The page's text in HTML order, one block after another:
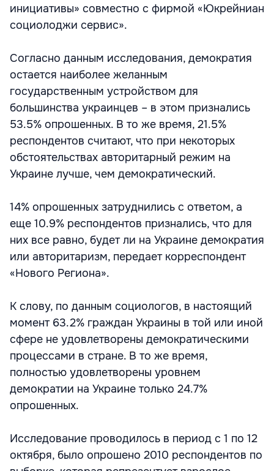
инициативы» совместно с фирмой «Юкрейниан
социолоджи сервис».
Согласно данным исследования, демократия
остается наиболее желанным
государственным устройством для
большинства украинцев – в этом признались
53.5% опрошенных. В то же время, 21.5%
респондентов считают, что при некоторых
обстоятельствах авторитарный режим на
Украине лучше, чем демократический.
14% опрошенных затруднились с ответом, а
еще 10.9% респондентов признались, что для
них все равно, будет ли на Украине демократия
или авторитаризм, передает корреспондент
«Нового Региона».
К слову, по данным социологов, в настоящий
момент 63.2% граждан Украины в той или иной
сфере не удовлетворены демократическими
процессами в стране. В то же время,
полностью удовлетворены уровнем
демократии на Украине только 24.7%
опрошенных.
Исследование проводилось в период с 1 по 12
октября, было опрошено 2010 респондентов по